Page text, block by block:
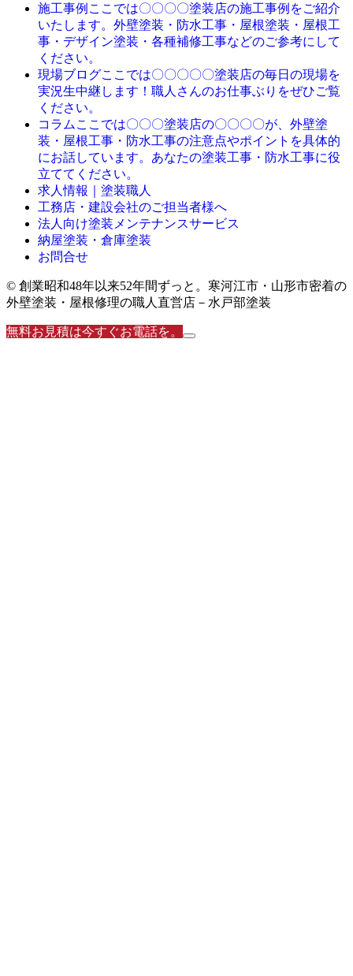
施工事例 ここでは〇〇〇〇塗装店の施工事例をご紹介
いたします。外壁塗装・防水工事・屋根塗装・屋根工
事・デザイン塗装・各種補修工事などのご参考にして
ください。
現場ブログここでは〇〇〇〇〇塗装店の毎日の現場を
実況生中継します！職人さんのお仕事ぶりをぜひご覧
ください。
コラム ここでは〇〇〇塗装店の〇〇〇〇が、外壁塗
装・屋根工事・防水工事の注意点やポイントを具体的
にお話しています。あなたの塗装工事・防水工事に役
立ててください。
求人情報｜塗装職人
工務店・建設会社のご担当者様へ
法人向け塗装メンテナンスサービス
納屋塗装・倉庫塗装
お問合せ
© 創業昭和48年以来52年間ずっと。寒河江市・山形市密着の
外壁塗装・屋根修理の職人直営店－水戸部塗装
無料お見積は今すぐお電話を。